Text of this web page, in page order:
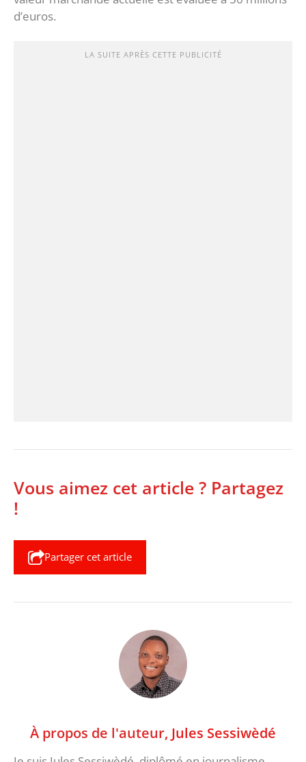
d’euros.
LA SUITE APRÈS CETTE PUBLICITÉ
Vous aimez cet article ? Partagez
!
Partager cet article
À propos de l'auteur, Jules Sessiwèdé